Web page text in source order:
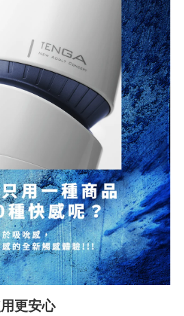
更安心